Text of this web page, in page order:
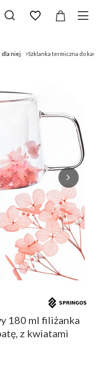
dla niej Szklanka termiczna do
180 ml filiżanka
z kwiatami